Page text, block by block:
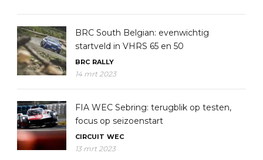
BRC South Belgian: evenwichtig
startveld in VHRS 65 en 50
BRC RALLY
14 mrt 2023
FIA WEC Sebring: terugblik op testen,
focus op seizoenstart
CIRCUIT WEC
13 mrt 2023